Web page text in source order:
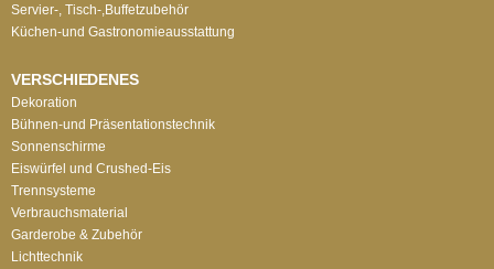
Servier-, Tisch-,Buffetzubehör
Küchen-und Gastronomieausstattung
VERSCHIEDENES
Dekoration
Bühnen-und Präsentationstechnik
Sonnenschirme
Eiswürfel und Crushed-Eis
Trennsysteme
Verbrauchsmaterial
Garderobe & Zubehör
Lichttechnik